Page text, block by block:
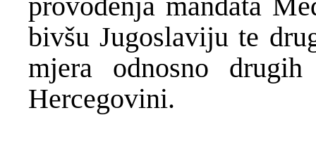
bivšu Jugoslaviju te
mjera odnosno
Hercegovini.